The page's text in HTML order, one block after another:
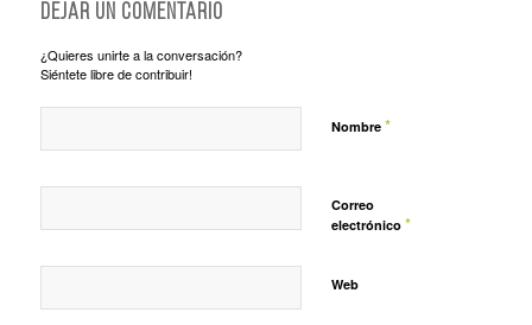
Dejar un comentario
¿Quieres unirte a la conversación?
Siéntete libre de contribuir!
Nombre *
Correo
electrónico *
Web